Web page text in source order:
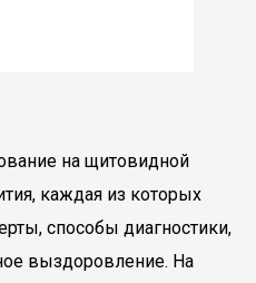
на щитовидной
каждая из которых
способы диагностики,
выздоровление. На